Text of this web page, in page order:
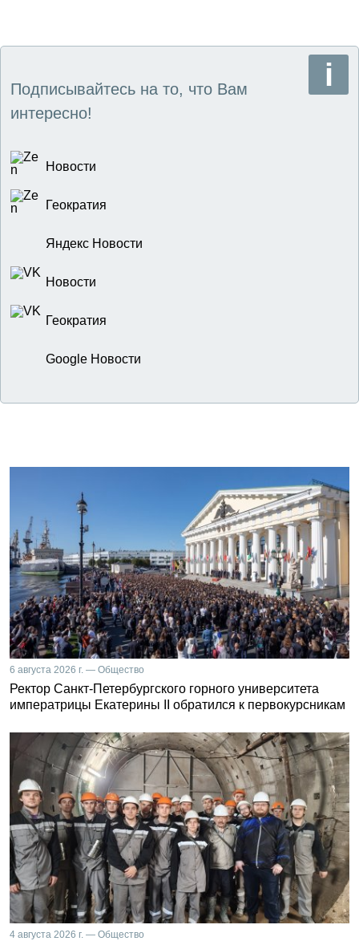
Подписывайтесь на то, что Вам
интересно!
Новости
Геократия
Яндекс Новости
Новости
Геократия
Google Новости
6 августа 2026 г. — Общество
Ректор Санкт-Петербургского горного университета
императрицы Екатерины II обратился к первокурсникам
4 августа 2026 г. — Общество